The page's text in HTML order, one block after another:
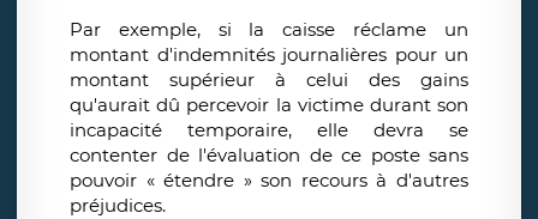
Par exemple, si la caisse réclame un
montant d'indemnités journalières pour un
montant supérieur à celui des gains
qu'aurait dû percevoir la victime durant son
incapacité temporaire, elle devra se
contenter de l'évaluation de ce poste sans
pouvoir « étendre » son recours à d'autres
préjudices.